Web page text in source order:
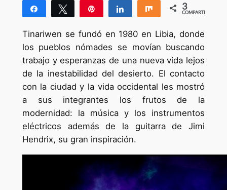
Compartir Twittear Compartir Compartir
3
COMPARTIR
Tinariwen se fundó en 1980 en Libia, donde
los pueblos nómades se movían buscando
trabajo y esperanzas de una nueva vida lejos
de la inestabilidad del desierto. El contacto
con la ciudad y la vida occidental les mostró
a sus integrantes los frutos de la
modernidad: la música y los instrumentos
eléctricos además de la guitarra de Jimi
Hendrix, su gran inspiración.